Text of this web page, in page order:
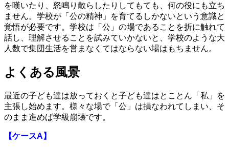
を嘆いたり、怒鳴り散らしたりしてもても、何の役にも立ち
ません。学校が「公の精神」を育てるしかないという意識と
覚悟が必要です。学校は「公」の場であることを折に触れて
話し、理解させることを試みていかないと、学校のような大
人数で集団生活を営まなくてはならない場はもちません。
よくある風景
最近の子ども達は放っておくと子ども達はとことん「私」を
主張し始めます。様々な場で「公」は損なわれてしまい、そ
のまま進めば学級崩壊です。
【ケースA】